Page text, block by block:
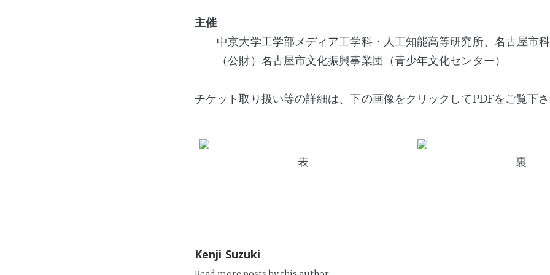
主催
中京大学工学部メディア工学科・人工知能高等研究所、名古屋市科
（公財）名古屋市文化振興事業団（青少年文化センター）
チケット取り扱い等の詳細は、下の画像をクリックしてPDFをご覧下さ
表 裏
Kenji Suzuki